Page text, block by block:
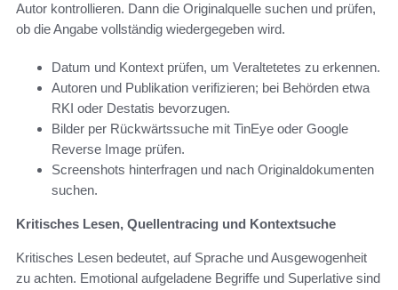
Autor kontrollieren. Dann die Originalquelle suchen und prüfen,
ob die Angabe vollständig wiedergegeben wird.
Datum und Kontext prüfen, um Veraltetetes zu erkennen.
Autoren und Publikation verifizieren; bei Behörden etwa
RKI oder Destatis bevorzugen.
Bilder per Rückwärtssuche mit TinEye oder Google
Reverse Image prüfen.
Screenshots hinterfragen und nach Originaldokumenten
suchen.
Kritisches Lesen, Quellentracing und Kontextsuche
Kritisches Lesen bedeutet, auf Sprache und Ausgewogenheit
zu achten. Emotional aufgeladene Begriffe und Superlative sind